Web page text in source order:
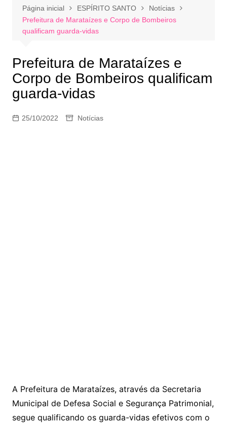
Página inicial ESPÍRITO SANTO
Notícias
Prefeitura de Marataízes e Corpo de Bombeiros
qualificam guarda-vidas
Prefeitura de Marataízes e
Corpo de Bombeiros qualificam
guarda-vidas
25/10/2022 Notícias
A Prefeitura de Marataízes, através da Secretaria
Municipal de Defesa Social e Segurança Patrimonial,
segue qualificando os guarda-vidas efetivos com o